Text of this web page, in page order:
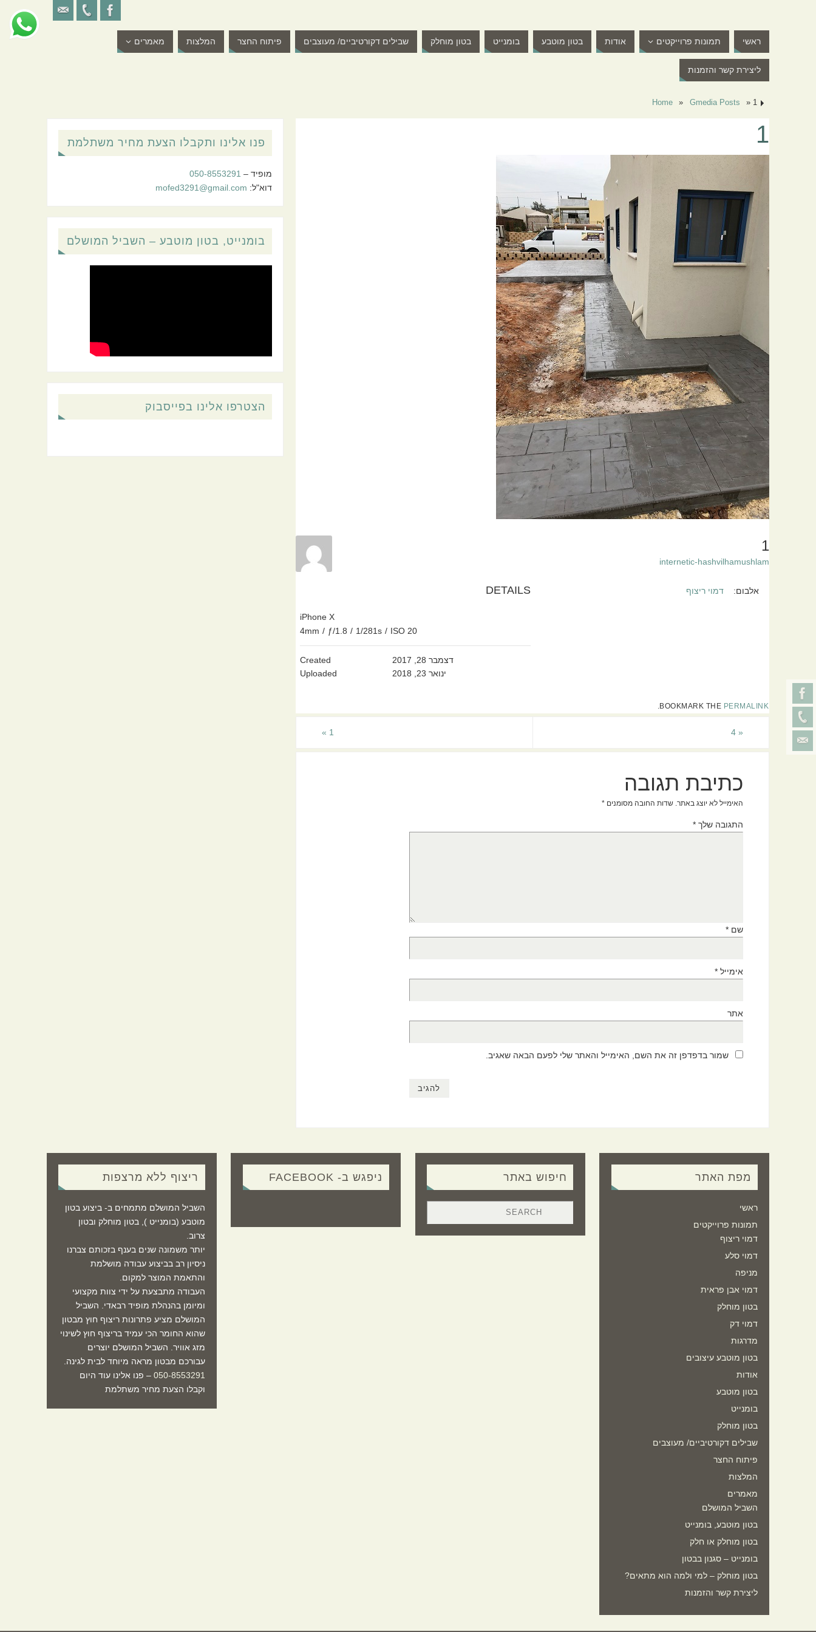
ראשי תמונות פרוייקטים אודות בטון מוטבע בומנייט בטון מוחלק שבילים דקורטיביים/ מעוצבים פיתוח החצר המלצות מאמרים
ליצירת קשר והזמנות
Home » Gmedia Posts » 1
1
1
internetic-hashvilhamushlam
אלבום: דמוי ריצוף DETAILS
iPhone X
4mm / ƒ/1.8 / 1/281s / ISO 20
Created
דצמבר 28, 2017
Uploaded
ינואר 23, 2018
BOOKMARK THE PERMALINK
.
«
1
»
כתיבת תגובה
האימייל לא יוצג באתר. שדות החובה מסומנים *
התגובה שלך *
שם *
אימייל *
אתר
שמור בדפדפן זה את השם, האימייל והאתר שלי לפעם הבאה שאגיב.
פנו אלינו ותקבלו הצעת מחיר משתלמת
מופיד – 050-8553291
דוא"ל: mofed3291@gmail.com
בומנייט, בטון מוטבע – השביל המושלם
הצטרפו אלינו בפייסבוק
מפת האתר
ראשי
תמונות פרוייקטים
דמוי ריצוף
דמוי סלע
מניפה
דמוי אבן פראית
בטון מוחלק
דמוי דק
מדרגות
בטון מוטבע עיצובים
אודות
בטון מוטבע
בומנייט
בטון מוחלק
שבילים דקורטיביים/ מעוצבים
פיתוח החצר
המלצות
מאמרים
השביל המושלם
בטון מוטבע, בומנייט
בטון מוחלק או חלק
בומנייט – סגנון בבטון
בטון מוחלק – למי ולמה הוא מתאים?
ליצירת קשר והזמנות
חיפוש באתר ניפגש ב- FACEBOOK ריצוף ללא מרצפות
השביל המושלם מתמחים ב- ביצוע בטון
מוטבע (בומנייט ), בטון מוחלק ובטון
צרוב.
יותר משמונה שנים בענף בזכותם צברנו
ניסיון רב בביצוע עבודה מושלמת
והתאמת המוצר למקום.
העבודה מתבצעת על ידי צוות מקצועי
ומיומן בהנהלת מופיד רבאדי. השביל
המושלם מציע פתרונות ריצוף חוץ מבטון
שהוא החומר הכי עמיד בריצוף חוץ לשינוי
מזג אוויר. השביל המושלם יוצרים
עבורכם מבטון מראה מיוחד לבית לגינה.
050-8553291 – פנו אלינו עוד היום
וקבלו הצעת מחיר משתלמת